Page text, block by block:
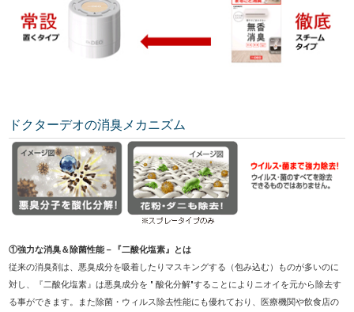
ドクターデオの消臭メカニズム
①強力な消臭＆除菌性能－『二酸化塩素』とは
従来の消臭剤は、悪臭成分を吸着したりマスキングする（包み込む）ものが多いのに
対し、『二酸化塩素』は悪臭成分を " 酸化分解"することによりニオイを元から除去す
る事ができます。また除菌・ウィルス除去性能にも優れており、医療機関や飲食店の